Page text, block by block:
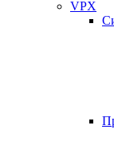
VPX